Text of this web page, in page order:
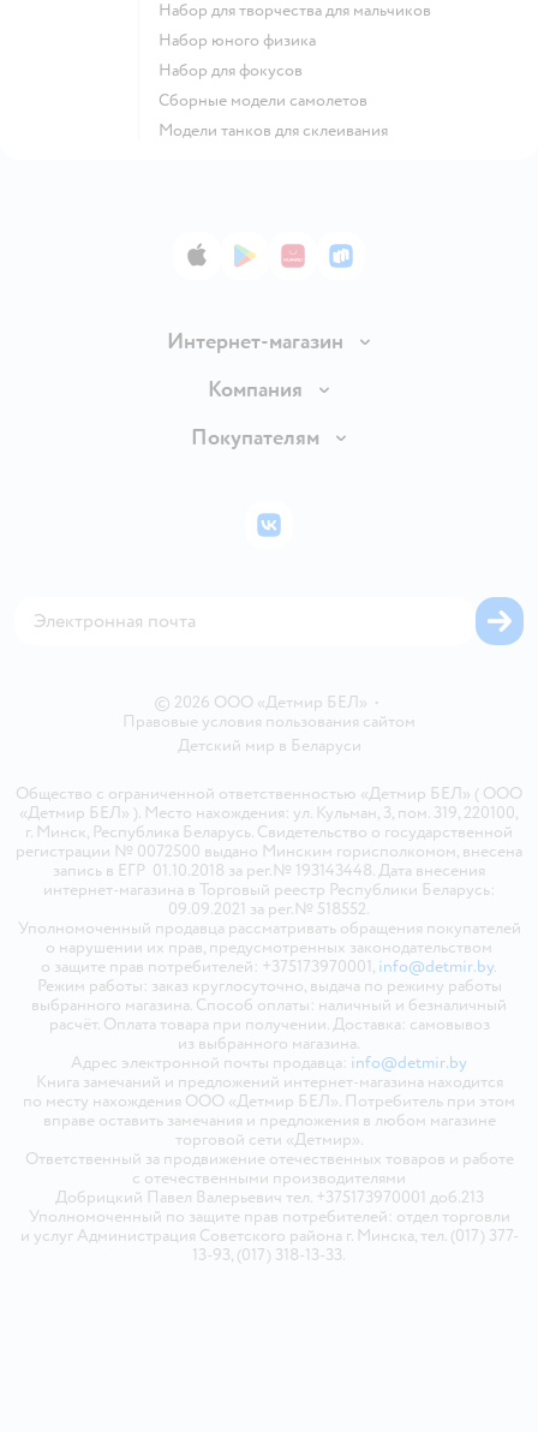
Набор для творчества для мальчиков
Набор юного физика
Набор для фокусов
Сборные модели самолетов
Модели танков для склеивания
App StoreGoogle Play
AppGallery
RuStore
Интернет-магазин
Доставка и оплата
Правила продажи
Политика использования файлов cookie
Компания
Вакансии
Покупателям
Бонусные карты
© 2026 ООО «Детмир БЕЛ» •
Правовые условия пользования сайтом
Детский мир в Беларуси
Общество с ограниченной ответственностью «Детмир БЕЛ» ( ООО
«Детмир БЕЛ» ). Место нахождения: ул. Кульман, 3, пом. 319, 220100,
г. Минск, Республика Беларусь. Свидетельство о государственной
регистрации № 0072500 выдано Минским горисполкомом, внесена
запись в ЕГР 01.10.2018 за рег.№ 193143448. Дата внесения
интернет-магазина в Торговый реестр Республики Беларусь:
09.09.2021 за рег.№ 518552.
Уполномоченный продавца рассматривать обращения покупателей
о нарушении их прав, предусмотренных законодательством
о защите прав потребителей: +375173970001, info@detmir.by.
Режим работы: заказ круглосуточно, выдача по режиму работы
выбранного магазина. Способ оплаты: наличный и безналичный
расчёт. Оплата товара при получении. Доставка: самовывоз
из выбранного магазина.
Адрес электронной почты продавца: info@detmir.by
Книга замечаний и предложений интернет-магазина находится
по месту нахождения ООО «Детмир БЕЛ». Потребитель при этом
вправе оставить замечания и предложения в любом магазине
торговой сети «Детмир».
Ответственный за продвижение отечественных товаров и работе
с отечественными производителями
Добрицкий Павел Валерьевич тел. +375173970001 доб.213
Уполномоченный по защите прав потребителей: отдел торговли
и услуг Администрация Советского района г. Минска, тел. (017) 377-
13-93, (017) 318-13-33.
ВКонтакте